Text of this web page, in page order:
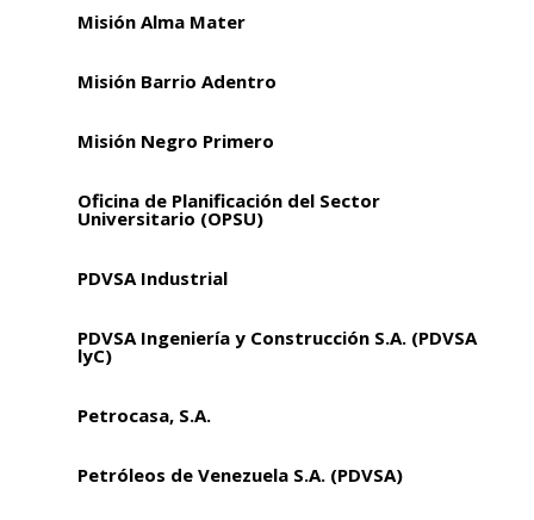
Misión Alma Mater
Misión Barrio Adentro
Misión Negro Primero
Oficina de Planificación del Sector
Universitario (OPSU)
PDVSA Industrial
PDVSA Ingeniería y Construcción S.A. (PDVSA
lyC)
Petrocasa, S.A.
Petróleos de Venezuela S.A. (PDVSA)